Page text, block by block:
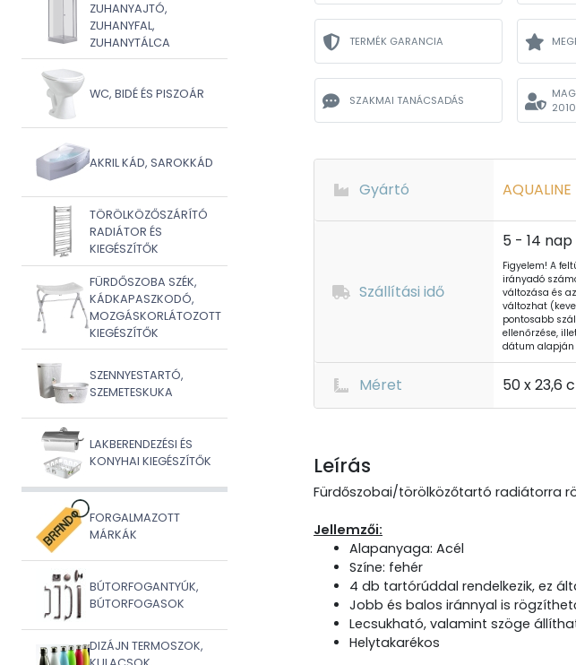
ZUHANYAJTÓ,
ZUHANYFAL,
ZUHANYTÁLCA
WC, BIDÉ ÉS PISZOÁR
AKRIL KÁD, SAROKKÁD
TÖRÖLKÖZŐSZÁRÍTÓ
RADIÁTOR ÉS
KIEGÉSZÍTŐK
FÜRDŐSZOBA SZÉK,
KÁDKAPASZKODÓ,
MOZGÁSKORLÁTOZOTT
KIEGÉSZÍTŐK
SZENNYESTARTÓ,
SZEMETESKUKA
LAKBERENDEZÉSI ÉS
KONYHAI KIEGÉSZÍTŐK
FORGALMAZOTT
MÁRKÁK
BÚTORFOGANTYÚK,
BÚTORFOGASOK
DIZÁJN TERMOSZOK,
TERMÉK GARANCIA
SZAKMAI TANÁCSADÁS
Gyártó AQUALINE
Szállítási idő
5 - 14 nap
Figyelem! A
irányadó
változása és
változhat
pontosabb
ellenőrzése,
dátum alapján
Méret 50 x 23,6
Leírás
Fürdőszobai/törölközőtartó radiátorra
Jellemzői:
Alapanyaga: Acél
Színe: fehér
4 db tartórúddal rendelkezik, ez
Jobb és balos iránnyal is
Lecsukható, valamint szöge
Helytakarékos